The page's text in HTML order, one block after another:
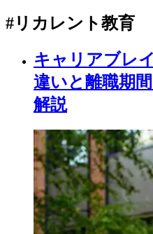
#リカレント教育
キャリアブレ
違いと離職期
解説